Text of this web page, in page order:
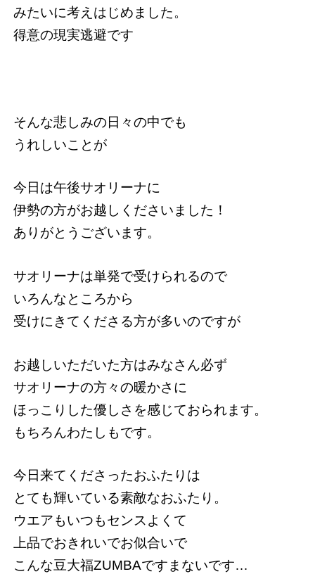
みたいに考えはじめました。
得意の現実逃避です
そんな悲しみの日々の中でも
うれしいことが
今日は午後サオリーナに
伊勢の方がお越しくださいました！
ありがとうございます。
サオリーナは単発で受けられるので
いろんなところから
受けにきてくださる方が多いのですが
お越しいただいた方はみなさん必ず
サオリーナの方々の暖かさに
ほっこりした優しさを感じておられます。
もちろんわたしもです。
今日来てくださったおふたりは
とても輝いている素敵なおふたり。
ウエアもいつもセンスよくて
上品でおきれいでお似合いで
こんな豆大福ZUMBAですまないです…